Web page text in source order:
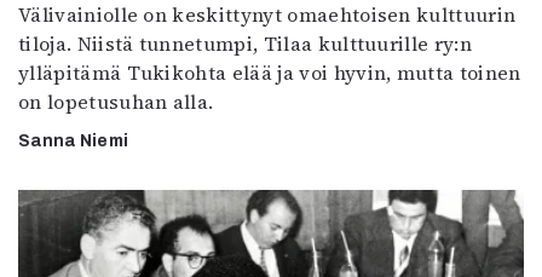
Välivainiolle on keskittynyt omaehtoisen kulttuurin
tiloja. Niistä tunnetumpi, Tilaa kulttuurille ry:n
ylläpitämä Tukikohta elää ja voi hyvin, mutta toinen
on lopetusuhan alla.
Sanna Niemi